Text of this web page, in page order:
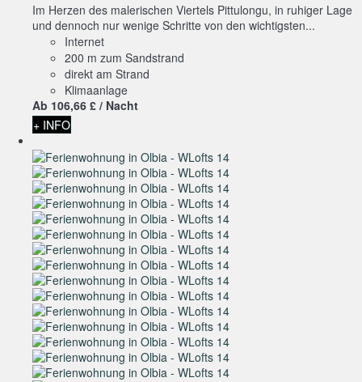
Im Herzen des malerischen Viertels Pittulongu, in ruhiger Lage
und dennoch nur wenige Schritte von den wichtigsten...
Internet
200 m zum Sandstrand
direkt am Strand
Klimaanlage
Ab 106,66 £ / Nacht
+ INFO